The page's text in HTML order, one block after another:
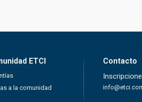
ETCI
a la comunidad
Contacto